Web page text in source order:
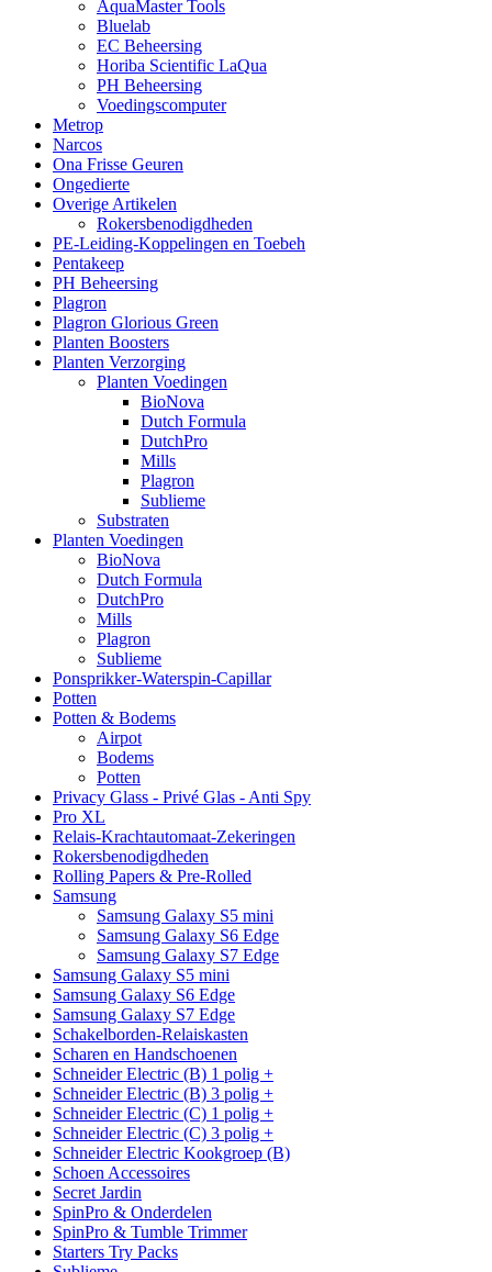
AquaMaster Tools
Bluelab
EC Beheersing
Horiba Scientific LaQua
PH Beheersing
Voedingscomputer
Metrop
Narcos
Ona Frisse Geuren
Ongedierte
Overige Artikelen
Rokersbenodigdheden
PE-Leiding-Koppelingen en Toebeh
Pentakeep
PH Beheersing
Plagron
Plagron Glorious Green
Planten Boosters
Planten Verzorging
Planten Voedingen
BioNova
Dutch Formula
DutchPro
Mills
Plagron
Sublieme
Substraten
Planten Voedingen
BioNova
Dutch Formula
DutchPro
Mills
Plagron
Sublieme
Ponsprikker-Waterspin-Capillar
Potten
Potten & Bodems
Airpot
Bodems
Potten
Privacy Glass - Privé Glas - Anti Spy
Pro XL
Relais-Krachtautomaat-Zekeringen
Rokersbenodigdheden
Rolling Papers & Pre-Rolled
Samsung
Samsung Galaxy S5 mini
Samsung Galaxy S6 Edge
Samsung Galaxy S7 Edge
Samsung Galaxy S5 mini
Samsung Galaxy S6 Edge
Samsung Galaxy S7 Edge
Schakelborden-Relaiskasten
Scharen en Handschoenen
Schneider Electric (B) 1 polig +
Schneider Electric (B) 3 polig +
Schneider Electric (C) 1 polig +
Schneider Electric (C) 3 polig +
Schneider Electric Kookgroep (B)
Schoen Accessoires
Secret Jardin
SpinPro & Onderdelen
SpinPro & Tumble Trimmer
Starters Try Packs